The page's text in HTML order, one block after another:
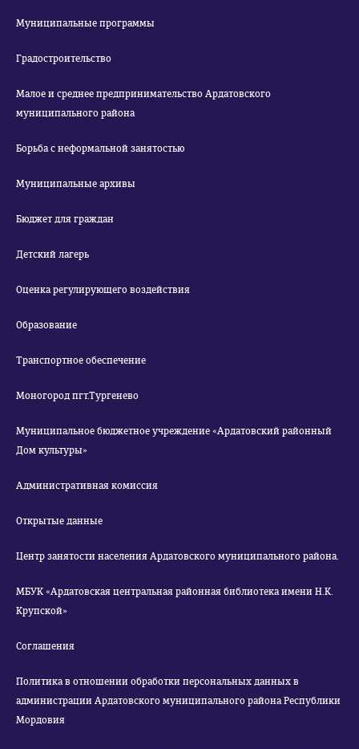
Муниципальные программы
Градостроительство
Малое и среднее предпринимательство Ардатовского
муниципального района
Борьба с неформальной занятостью
Муниципальные архивы
Бюджет для граждан
Детский лагерь
Оценка регулирующего воздействия
Образование
Транспортное обеспечение
Моногород пгт.Тургенево
Муниципальное бюджетное учреждение «Ардатовский районный
Дом культуры»
Административная комиссия
Открытые данные
Центр занятости населения Ардатовского муниципального района.
МБУК «Ардатовская центральная районная библиотека имени Н.К.
Крупской»
Соглашения
Политика в отношении обработки персональных данных в
администрации Ардатовского муниципального района Республики
Мордовия